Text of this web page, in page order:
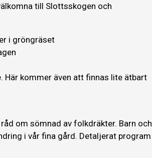
till Slottsskogen och
i gröngräset
Här kommer även att finnas lite ätbart
om sömnad av folkdräkter. Barn och
i vår fina gård. Detaljerat program